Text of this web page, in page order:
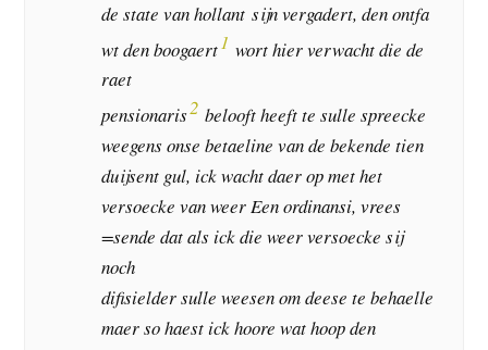
de state van hollant sijn vergadert, den ontfa
wt den boogaert1 wort hier verwacht die de
raet
pensionaris2 belooft heeft te sulle spreecke
weegens onse betaeline van de bekende tien
duijsent gul, ick wacht daer op met het
versoecke van weer Een ordinansi, vrees
=sende dat als ick die weer versoecke sij
noch
difisielder sulle weesen om deese te behaelle
maer so haest ick hoore wat hoop den